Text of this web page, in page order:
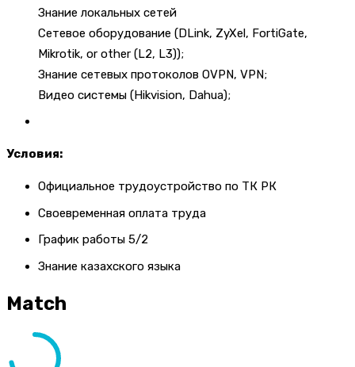
Знание локальных сетей
Сетевое оборудование (DLink, ZyXel, FortiGate,
Mikrotik, or other (L2, L3));
Знание сетевых протоколов OVPN, VPN;
Видео системы (Hikvision, Dahua);
Условия:
Официальное трудоустройство по ТК РК
Своевременная оплата труда
График работы 5/2
Знание казахского языка
Match